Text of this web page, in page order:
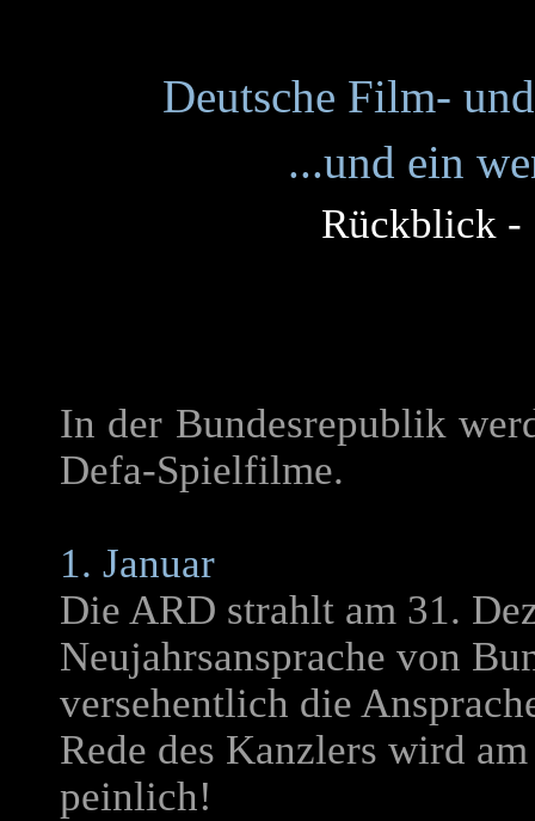
Deutsche Film-
...und ein
Rückblick -
In der Bundesrepublik
Defa-Spielfilme.
1. Januar
Die ARD strahlt am 31.
Neujahrsansprache von
versehentlich die
Rede des Kanzlers wird
peinlich!